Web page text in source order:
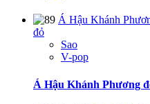
Á Hậu Khánh
đỏ
Sao
V-pop
Á Hậu Khánh Phương